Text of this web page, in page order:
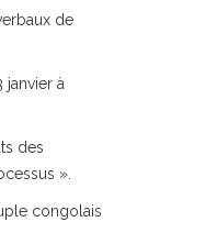
de
à
des
».
congolais